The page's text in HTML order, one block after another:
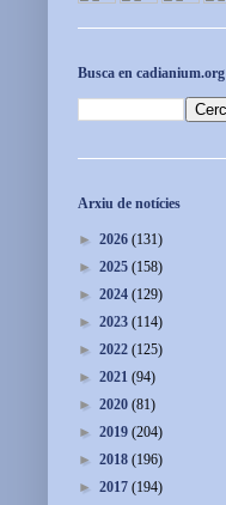
Busca en cadianium.org
Arxiu de notícies
► 2026 (131)
► 2025 (158)
► 2024 (129)
► 2023 (114)
► 2022 (125)
► 2021 (94)
► 2020 (81)
► 2019 (204)
► 2018 (196)
► 2017 (194)